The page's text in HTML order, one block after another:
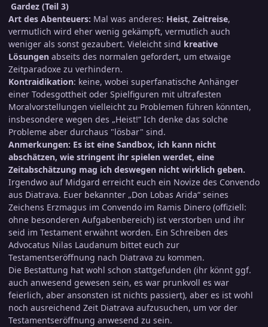
Gardez (Teil 3)
Art des Abenteuers: Mal was anderes: Heist, Zeitreise,
vermutlich wird eher wenig gekämpft, vermutlich auch
weniger als sonst gezaubert. Vieleicht sind kreative
Lösungen abseits des normalen gefordert, um etwaige
Zeitparadoxe zu verhindern.
Kontraidikation: keine, wobei superfanatische Anhänger
einer Todesgottheit oder Spielfiguren mit ultrafesten
Moralvorstellungen vielleicht zu Problemen führen könnten,
insbesondere wegen des „Heist!“ Ich denke das solche
Probleme aber durchaus "lösbar" sind.
Anmerkungen: Es ist eine Sandbox, ich kann nicht
abschätzen, wie stringent ihr spielen werdet, eine
Zeitabschätzung mag ich deswegen nicht wirklich geben.
Irgendwo auf Midgard erreicht euch ein Novize des Convendo
aus Diatrava. Euer bekannter „Don Lobas Arida“ seines
Zeichens Erzmagus im Convendo im Ramis Dinero (offiziell:
ohne besonderen Aufgabenbereich) ist verstorben und ihr
seid im Testament erwähnt worden. Ein Schreiben des
Advocatus Nilas Laudanum bittet euch zur
Testamentseröffnung nach Diatrava zu kommen.
Die Bestattung hat wohl schon stattgefunden (ihr könnt ggf.
auch anwesend gewesen sein, es war prunkvoll es war
feierlich, aber ansonsten ist nichts passiert), aber es ist wohl
noch ausreichend Zeit Diatrava aufzusuchen, um vor der
Testamentseröffnung anwesend zu sein.